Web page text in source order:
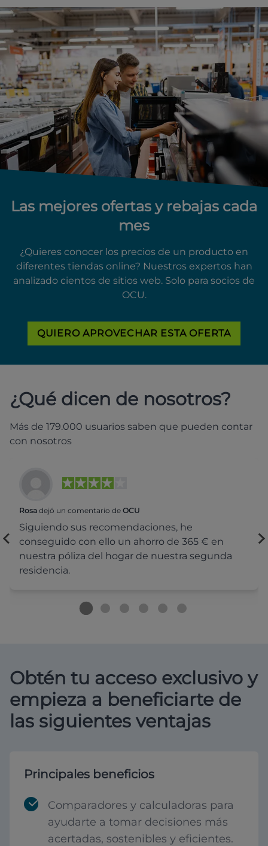
Las mejores ofertas y rebajas cada
mes
¿Quieres conocer los precios de un producto en
diferentes tiendas online? Nuestros expertos han
analizado cientos de sitios web. Solo para socios de
OCU.
QUIERO APROVECHAR ESTA OFERTA
¿Qué dicen de nosotros?
Más de 179.000 usuarios saben que pueden contar
con nosotros
Rosa dejó un comentario de OCU
Siguiendo sus recomendaciones, he
conseguido con ello un ahorro de 365 € en
nuestra póliza del hogar de nuestra segunda
residencia.
Obtén tu acceso exclusivo y
empieza a beneficiarte de
las siguientes ventajas
Principales beneficios
Comparadores y calculadoras para
ayudarte a tomar decisiones más
acertadas, sostenibles y eficientes.